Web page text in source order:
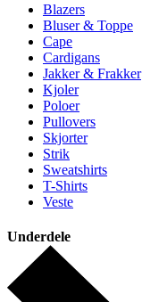
Blazers
Bluser & Toppe
Cape
Cardigans
Jakker & Frakker
Kjoler
Poloer
Pullovers
Skjorter
Strik
Sweatshirts
T-Shirts
Veste
Underdele